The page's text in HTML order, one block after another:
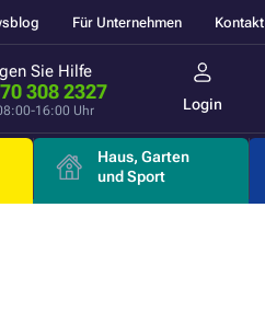
Für Unternehmen Kontakt
Sie Hilfe
308 2327
16:00 Uhr Login
Haus, Garten
und Sport